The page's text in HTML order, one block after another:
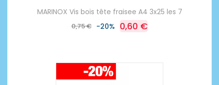
MARINOX Vis bois tête fraisee A4 3x25 les 7
0,75 € -20% 0,60 €